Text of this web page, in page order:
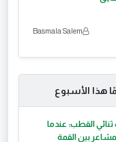
Basmala Salem
هذا الأسبوع
القطب: عندما
بين القمة